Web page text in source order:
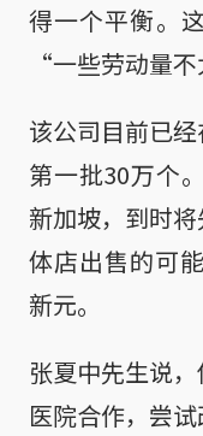
得一个平衡。
“一些劳动量
该公司目前已
第一批30万个
新加坡，到时
体店出售的可
新元。
张夏中先生说
医院合作，尝